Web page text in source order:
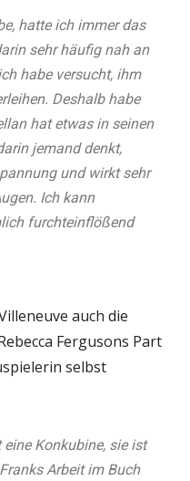
hatte ich immer das
sehr häufig nah an
habe versucht, ihm
Deshalb habe
hat etwas in seinen
jemand denkt,
und wirkt sehr
Ich kann
furchteinflößend
auch die
Fergusons Part
selbst
Konkubine, sie ist
Arbeit im Buch